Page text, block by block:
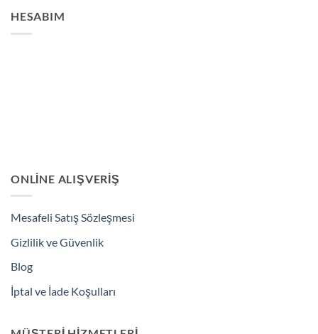
HESABIM
ONLINE ALIŞVERIŞ
Mesafeli Satış Sözleşmesi
Gizlilik ve Güvenlik
Blog
İptal ve İade Koşulları